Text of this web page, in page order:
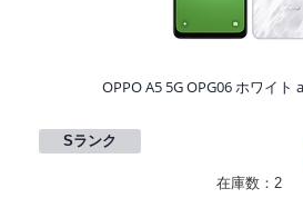
OPPO A5 5G OPG06 ホワイト
Sランク
在庫数：2